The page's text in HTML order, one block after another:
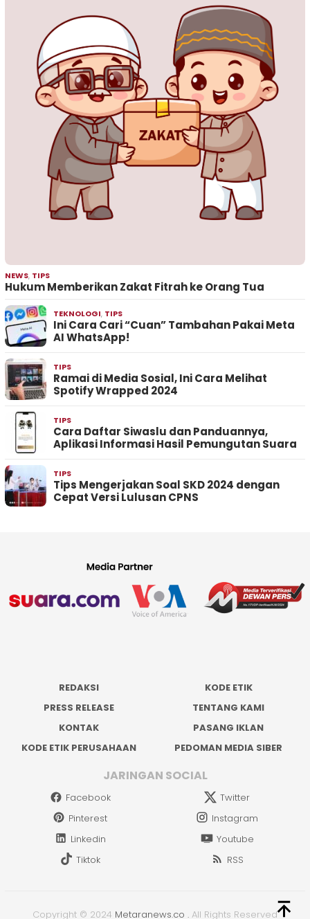
NEWS, TIPS
Hukum Memberikan Zakat Fitrah ke Orang Tua
TEKNOLOGI, TIPS
Ini Cara Cari “Cuan” Tambahan Pakai Meta
AI WhatsApp!
TIPS
Ramai di Media Sosial, Ini Cara Melihat
Spotify Wrapped 2024
TIPS
Cara Daftar Siwaslu dan Panduannya,
Aplikasi Informasi Hasil Pemungutan Suara
TIPS
Tips Mengerjakan Soal SKD 2024 dengan
Cepat Versi Lulusan CPNS
REDAKSI
KODE ETIK
PRESS RELEASE
TENTANG KAMI
KONTAK
PASANG IKLAN
KODE ETIK PERUSAHAAN
PEDOMAN MEDIA SIBER
JARINGAN SOCIAL
Facebook
Twitter
Pinterest
Instagram
Linkedin
Youtube
Tiktok
RSS
Copyright © 2024 Metaranews.co . All Rights Reserved